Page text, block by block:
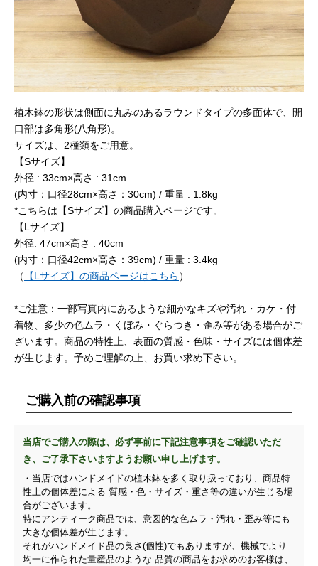
植木鉢の形状は側面に丸みのあるラウンドタイプの多面体で、開
口部は多角形(八角形)。
サイズは、2種類をご用意。
【Sサイズ】
外径 : 33cm×高さ : 31cm
(内寸：口径28cm×高さ：30cm) / 重量 : 1.8kg
*こちらは【Sサイズ】の商品購入ページです。
【Lサイズ】
外径: 47cm×高さ : 40cm
(内寸：口径42cm×高さ：39cm) / 重量 : 3.4kg
（
【Lサイズ】の商品ページはこちら ）
*ご注意：一部写真内にあるような細かなキズや汚れ・カケ・付
着物、多少の色ムラ・くぼみ・ぐらつき・歪み等がある場合がご
ざいます。商品の特性上、表面の質感・色味・サイズには個体差
が生じます。予めご理解の上、お買い求め下さい。
ご購入前の確認事項
当店でご購入の際は、必ず事前に下記注意事項をご確認いただ
き、ご了承下さいますようお願い申し上げます。
・当店ではハンドメイドの植木鉢を多く取り扱っており、商品特
性上の個体差による 質感・色・サイズ・重さ等の違いが生じる場
合がございます。
特にアンティーク商品では、意図的な色ムラ・汚れ・歪み等にも
大きな個体差が生じます。
それがハンドメイド品の良さ(個性)でもありますが、機械でより
均一に作られた量産品のような 品質の商品をお求めのお客様は、